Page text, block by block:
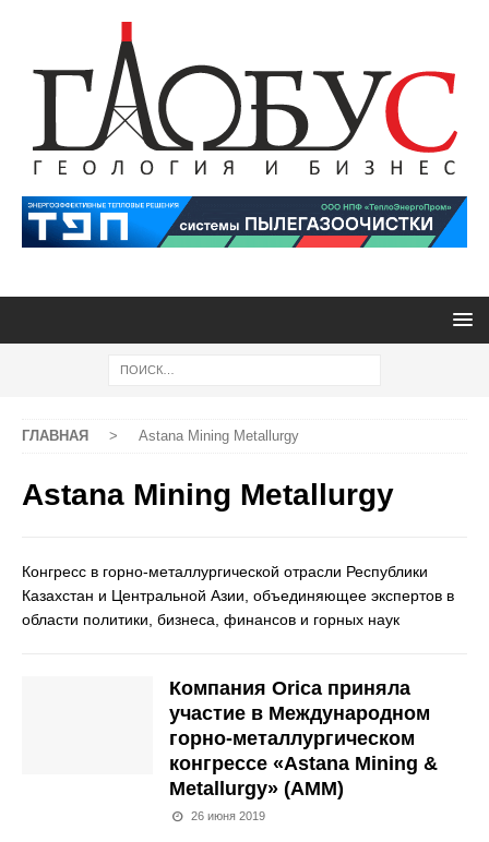
ГЛАВНАЯ > Astana Mining Metallurgy
Astana Mining Metallurgy
Конгресс в горно-металлургической отрасли Республики
Казахстан и Центральной Азии, объединяющее экспертов в
области политики, бизнеса, финансов и горных наук
Компания Orica приняла
участие в Международном
горно-металлургическом
конгрессе «Astana Mining &
Metallurgy» (АММ)
26 июня 2019